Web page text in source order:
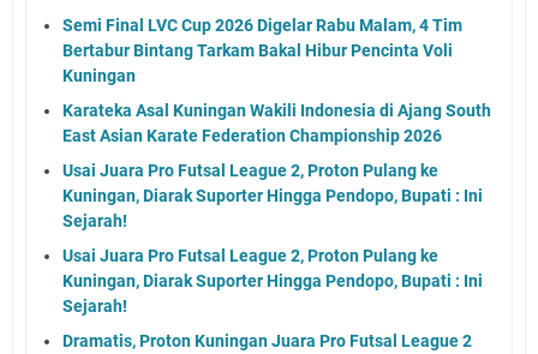
Semi Final LVC Cup 2026 Digelar Rabu Malam, 4 Tim
Bertabur Bintang Tarkam Bakal Hibur Pencinta Voli
Kuningan
Karateka Asal Kuningan Wakili Indonesia di Ajang South
East Asian Karate Federation Championship 2026
Usai Juara Pro Futsal League 2, Proton Pulang ke
Kuningan, Diarak Suporter Hingga Pendopo, Bupati : Ini
Sejarah!
Usai Juara Pro Futsal League 2, Proton Pulang ke
Kuningan, Diarak Suporter Hingga Pendopo, Bupati : Ini
Sejarah!
Dramatis, Proton Kuningan Juara Pro Futsal League 2